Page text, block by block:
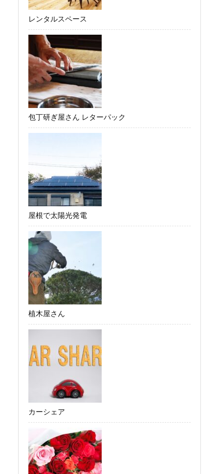
レンタルスペース
包丁研ぎ屋さん レターパック
屋根で太陽光発電
植木屋さん
カーシェア